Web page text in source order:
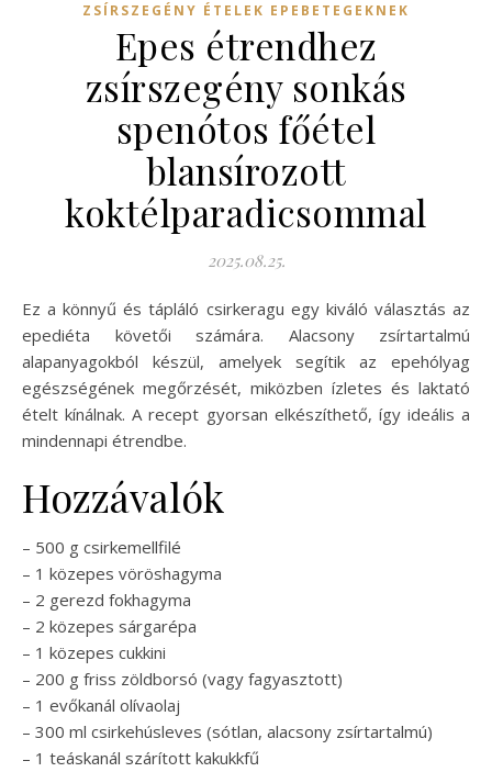
ZSÍRSZEGÉNY ÉTELEK EPEBETEGEKNEK
Epes étrendhez
zsírszegény sonkás
spenótos főétel
blansírozott
koktélparadicsommal
2025.08.25.
Ez a könnyű és tápláló csirkeragu egy kiváló választás az
epediéta követői számára. Alacsony zsírtartalmú
alapanyagokból készül, amelyek segítik az epehólyag
egészségének megőrzését, miközben ízletes és laktató
ételt kínálnak. A recept gyorsan elkészíthető, így ideális a
mindennapi étrendbe.
Hozzávalók
– 500 g csirkemellfilé
– 1 közepes vöröshagyma
– 2 gerezd fokhagyma
– 2 közepes sárgarépa
– 1 közepes cukkini
– 200 g friss zöldborsó (vagy fagyasztott)
– 1 evőkanál olívaolaj
– 300 ml csirkehúsleves (sótlan, alacsony zsírtartalmú)
– 1 teáskanál szárított kakukkfű